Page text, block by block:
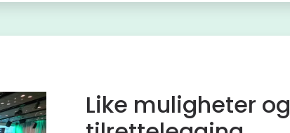
Like muligheter og